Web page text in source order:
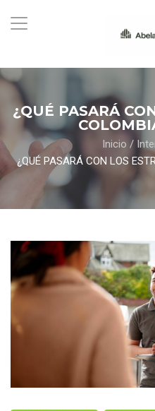
¿QUÉ PASARÁ
Inicio /
¿QUÉ PASARÁ CON LOS